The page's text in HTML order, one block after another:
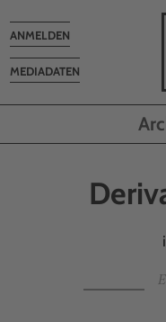
MEDIADATEN
Toggle
navigation
ANMELDEN